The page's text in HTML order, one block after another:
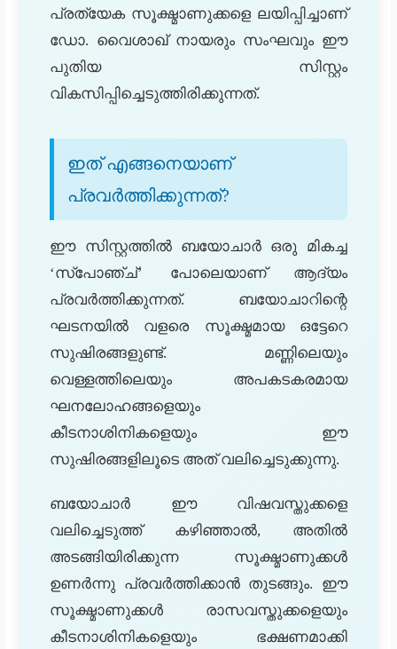
പ്രത്യേക സൂക്ഷ്മാണുക്കളെ ലയിപ്പിച്ചാണ്
ഡോ. വൈശാഖ് നായരും സംഘവും ഈ
പുതിയ സിസ്റ്റം
വികസിപ്പിച്ചെടുത്തിരിക്കുന്നത്.
ഇത് എങ്ങനെയാണ്
പ്രവർത്തിക്കുന്നത്?
ഈ സിസ്റ്റത്തിൽ ബയോചാർ ഒരു മികച്ച
‘സ്പോഞ്ച്’ പോലെയാണ് ആദ്യം
പ്രവർത്തിക്കുന്നത്. ബയോചാറിന്റെ
ഘടനയിൽ വളരെ സൂക്ഷ്മമായ ഒട്ടേറെ
സുഷിരങ്ങളുണ്ട്. മണ്ണിലെയും
വെള്ളത്തിലെയും അപകടകരമായ
ഘനലോഹങ്ങളെയും
കീടനാശിനികളെയും ഈ
സുഷിരങ്ങളിലൂടെ അത് വലിച്ചെടുക്കുന്നു.
ബയോചാർ ഈ വിഷവസ്തുക്കളെ
വലിച്ചെടുത്ത് കഴിഞ്ഞാൽ, അതിൽ
അടങ്ങിയിരിക്കുന്ന സൂക്ഷ്മാണുക്കൾ
ഉണർന്നു പ്രവർത്തിക്കാൻ തുടങ്ങും. ഈ
സൂക്ഷ്മാണുക്കൾ രാസവസ്തുക്കളെയും
കീടനാശിനികളെയും ഭക്ഷണമാക്കി